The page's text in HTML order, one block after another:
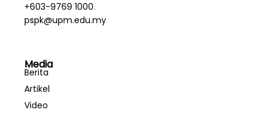
+603-9769 1000
pspk@upm.edu.my
Media
Berita
Artikel
Video